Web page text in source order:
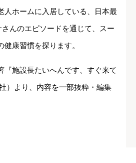
人ホームに入居している、日本最
んのエピソードを通じて、スー
康習慣を探ります。
施設長たいへんです、すぐ来て
）より、内容を一部抜粋・編集